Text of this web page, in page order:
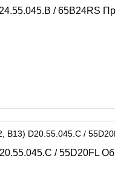
/ 65B24RS
/ 55D20FL